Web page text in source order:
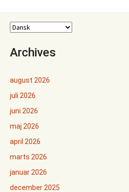
Archives
august 2026
juli 2026
juni 2026
maj 2026
april 2026
marts 2026
januar 2026
december 2025